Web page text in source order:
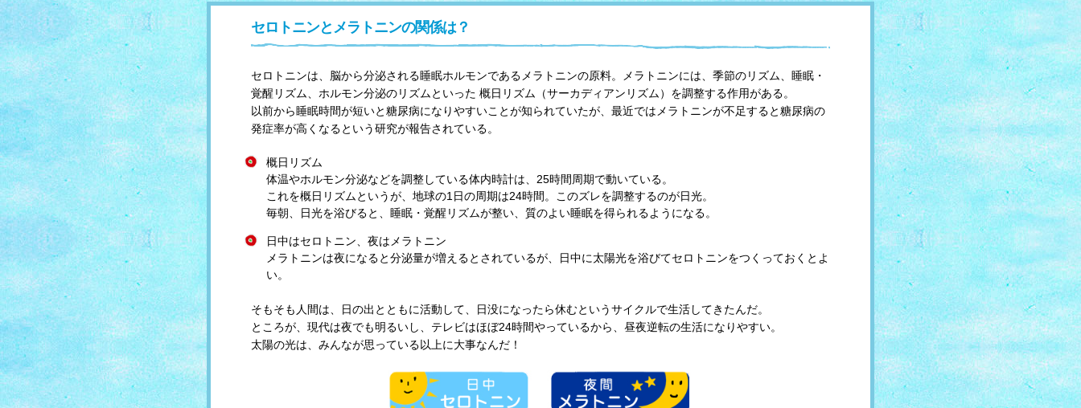
セロトニンとメラトニンの関係は？
セロトニンは、脳から分泌される睡眠ホルモンであるメラトニンの原料。メラトニンには、季節のリズム、睡眠・
覚醒リズム、ホルモン分泌のリズムといった 概日リズム（サーカディアンリズム）を調整する作用がある。
以前から睡眠時間が短いと糖尿病になりやすいことが知られていたが、最近ではメラトニンが不足すると糖尿病の
発症率が高くなるという研究が報告されている。
概日リズム
体温やホルモン分泌などを調整している体内時計は、25時間周期で動いている。
これを概日リズムというが、地球の1日の周期は24時間。このズレを調整するのが日光。
毎朝、日光を浴びると、睡眠・覚醒リズムが整い、質のよい睡眠を得られるようになる。
日中はセロトニン、夜はメラトニン
メラトニンは夜になると分泌量が増えるとされているが、日中に太陽光を浴びてセロトニンをつくっておくとよ
い。
そもそも人間は、日の出とともに活動して、日没になったら休むというサイクルで生活してきたんだ。
ところが、現代は夜でも明るいし、テレビはほぼ24時間やっているから、昼夜逆転の生活になりやすい。
太陽の光は、みんなが思っている以上に大事なんだ！